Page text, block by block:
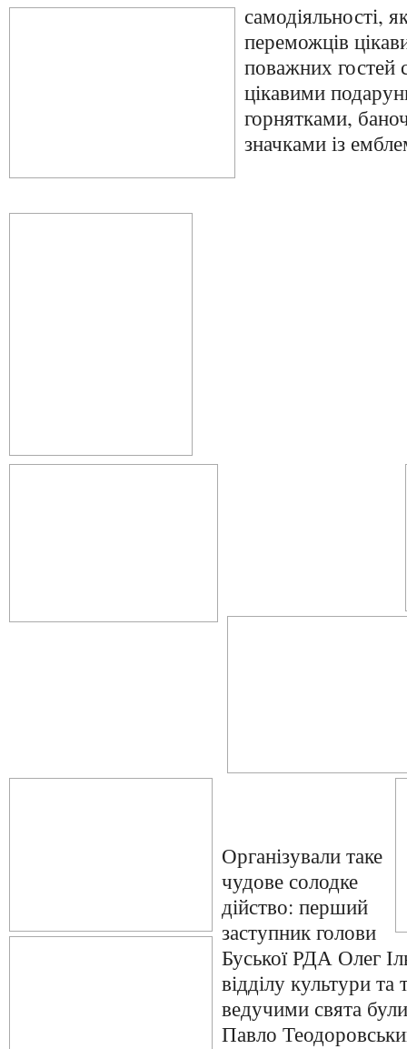
самодіяльності,
переможців
поважних гостей
цікавими
горнятками,
значками із
Організували таке
чудове солодке
дійство: перший
заступник голови
Буської РДА Олег
відділу культури
ведучими свята
Павло